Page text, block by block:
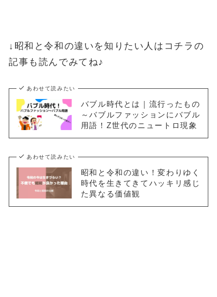
↓昭和と令和の違いを知りたい人はコチラの
記事も読んでみてね♪
あわせて読みたい
バブル時代とは｜流行ったもの
～バブルファッションにバブル
用語！Z世代のニュートロ現象
あわせて読みたい
昭和と令和の違い！変わりゆく
時代を生きてきてハッキリ感じ
た異なる価値観